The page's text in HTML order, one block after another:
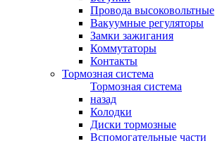
Провода высоковольтные
Вакуумные регуляторы
Замки зажигания
Коммутаторы
Контакты
Тормозная система
Тормозная система
назад
Колодки
Диски тормозные
Вспомогательные части